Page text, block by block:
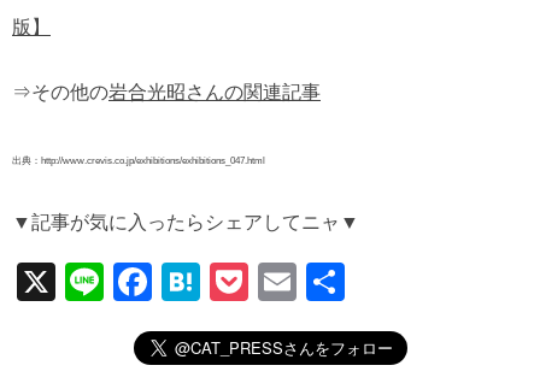
版】
⇒その他の岩合光昭さんの関連記事
出典：http://www.crevis.co.jp/exhibitions/exhibitions_047.html
▼記事が気に入ったらシェアしてニャ▼
X
Li
F
a
c
H
at
e
P
o
ck
E
m
ail
有